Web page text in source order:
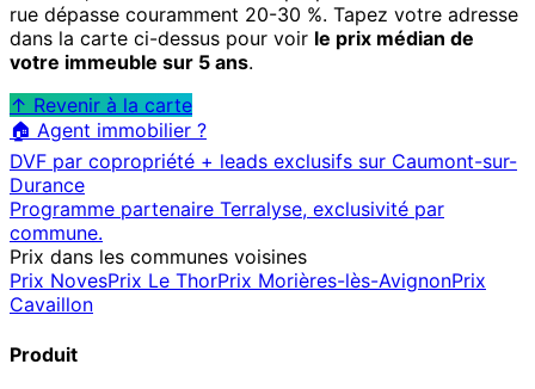
rue dépasse couramment 20-30 %. Tapez votre adresse
dans la carte ci-dessus pour voir le prix médian de
votre immeuble sur 5 ans.
↑ Revenir à la carte
🏠 Agent immobilier ?
DVF par copropriété + leads exclusifs sur Caumont-sur-
Durance
Programme partenaire Terralyse, exclusivité par
commune.
Prix dans les communes voisines
Prix NovesPrix Le ThorPrix Morières-lès-AvignonPrix
Cavaillon
Produit